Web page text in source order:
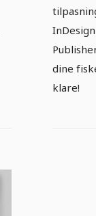
dine
klare!